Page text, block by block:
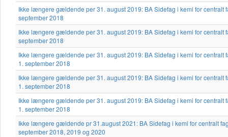
Ikke længere gældende per 31. august 2019: BA Sidefag i kemi for centralt
september 2018
Ikke længere gældende per 31. august 2019: BA Sidefag i kemi for centralt
september 2018
Ikke længere gældende per 31. august 2019: BA Sidefag i kemi for centralt
1. september 2018
Ikke længere gældende per 31. august 2019: BA Sidefag i kemi for centralt
1. september 2018
Ikke længere gældende per 31. august 2019: BA Sidefag i kemi for centralt
1. september 2018
Ikke længere gældende pr 31.august 2021: BA Sidefag i kemi for centralt
september 2018, 2019 og 2020